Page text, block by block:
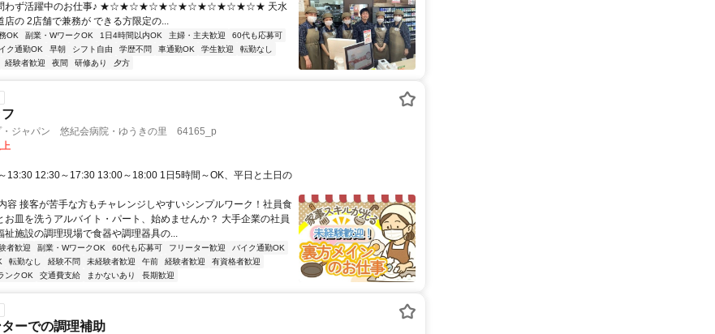
問わず活躍中のお仕事♪ ★☆★☆★☆★☆★☆★☆★☆★☆★ 天水
店の 2店舗で兼務が できる方限定の...
OK 副業・WワークOK 1日4時間以内OK 主婦・主夫歓迎
60代も応募可
ク通勤OK 早朝 シフト自由 学歴不問 車通勤OK 学生歓迎
転勤なし
経験者歓迎 夜間 研修あり 夕方
・ジャパン 悠紀会病院・ゆうきの里 64165_p
13:30 12:30～17:30 13:00～18:00 1日5時間～OK、平日と土日の
容 接客が苦手な方もチャレンジしやすいシンプルワーク！社員食
お皿を洗うアルバイト・パート、始めませんか？ 大手企業の社員
祉施設の調理現場で食器や調理器具の...
者歓迎 副業・WワークOK 60代も応募可 フリーター歓迎
バイク通勤OK
転勤なし 経験不問 未経験者歓迎 午前 経験者歓迎
有資格者歓迎
ンクOK 交通費支給 まかないあり 長期歓迎
ーでの調理補助